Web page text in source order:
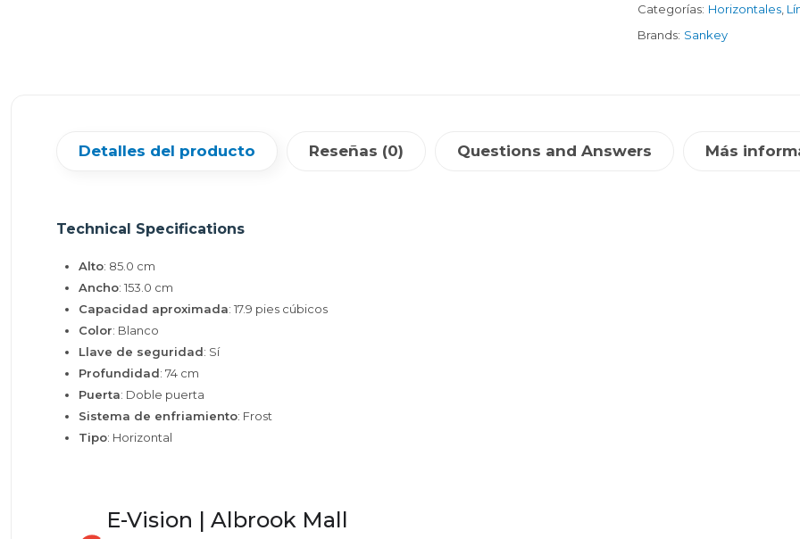
Categorías: Horizontales
Brands: Sankey
Detalles del producto Reseñas (0) Questions and Answers Más
Technical Specifications
Alto: 85.0 cm
Ancho: 153.0 cm
Capacidad aproximada: 17.9 pies cúbicos
Color: Blanco
Llave de seguridad: Sí
Profundidad: 74 cm
Puerta: Doble puerta
Sistema de enfriamiento: Frost
Tipo: Horizontal
E-Vision | Albrook Mall